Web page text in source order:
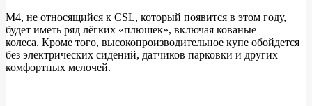
специальную
версию»
M4,
которая
M4, не относящийся к CSL, который появится в этом году,
будет иметь ряд лёгких «плюшек», включая кованые
колеса. Кроме того, высокопроизводительное купе обойдется
без электрических сидений, датчиков парковки и других
комфортных мелочей.